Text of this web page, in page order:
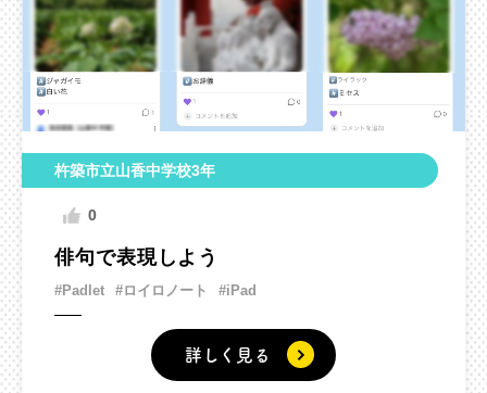
杵築市立山香中学校3年
0
俳句で表現しよう
#Padlet #ロイロノート #iPad
詳しく見る